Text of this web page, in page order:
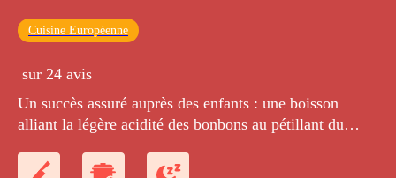
Cuisine Européenne
sur 24 avis
Un succès assuré auprès des enfants : une boisson
alliant la légère acidité des bonbons au pétillant du